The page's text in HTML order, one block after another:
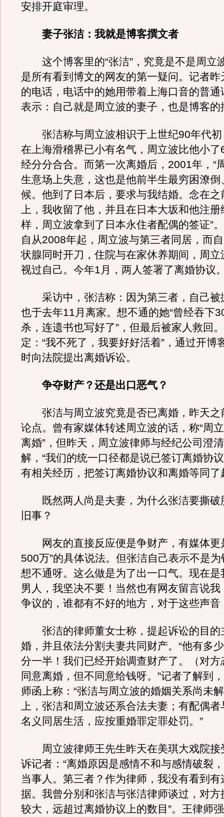
安排开庭审理。
妻子张洁：我就是博客撰文者
这个博客里的“张洁”，究竟是不是周立
是所有看到博文的网友的第一疑问。记者昨
的电话，电话中的她用带着上海口音的普通
表示：自己就是周立波的妻子，也是博客的
张洁称与周立波相识于上世纪90年代初
在上海滑稽界已小有名气，周立波比他小了
经分分合合。而第一次离婚后，2001年，“
生意场上失意，这也是他前半生最穷困潦倒
候。他到了日本后，要求与我结婚。念在之
上，我收留了他，并且在日本大坂和他注册
样，周立波拿到了日本永住者配偶的签证”
自从2008年起，周立波与第三者同居，而
状腺同时开刀，住院与在家休养期间，周立
视过自己。今年1月，两人签署了离婚协议
采访中，张洁称：因为第三者，自己被
也于去年11月离家。想不通的她“曾经吞下
杀，连遗书也写好了”，但最后被家人救回
定：“我不死了，我要好好活着”，通过开博
时向法院提出离婚诉讼。
争夺财产？还是出口恶气？
张洁与周立波究竟是否已离婚，昨天之
论点。曾有家媒体转述周立波的话，称“周
离婚”，但昨天，周立波律师与经纪公司澄
解，“我们的统一口径都是说已签订离婚协
有相关经历，把签订离婚协议和离婚等同了
既然两人尚是夫妻，为什么张洁要撕破
旧事？
网友的直接反应便是争财产，有媒体更
500万”的具体说法。但张洁自己表示不是为
想不通呀。这么做是为了出一口气。现在是
男人，我坚决不要！当然也有网友留言说
争议的，谁都有不好的地方，对于这些声音
张洁的律师董女士称，提起诉讼的目的
婚，并且依法分割夫妻共同财产。“他有多
分一半！我们已经开始调查财产了。（对方
同意离婚，但不同意给钱呀。”记者了解到
师函上称：“张洁与周立波的婚姻关系尚未
上，张洁和周立波还系合法夫妻；有配偶者
名义同居生活，应按重婚罪定罪处罚。”
周立波律师王先生昨天在美琪大戏院接
诉记者：“离婚原因是感情不和与感情破裂
当事人。第三者？作为律师，我没有看到有
据。我曾分别和张洁与张洁律师谈过，对方
较大，远超过离婚协议上的数目”。王律师